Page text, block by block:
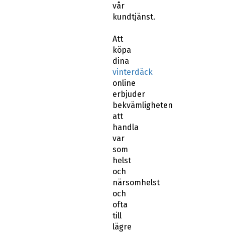
vår
kundtjänst.
Att
köpa
dina
vinterdäck
online
erbjuder
bekvämligheten
att
handla
var
som
helst
och
närsomhelst
och
ofta
till
lägre